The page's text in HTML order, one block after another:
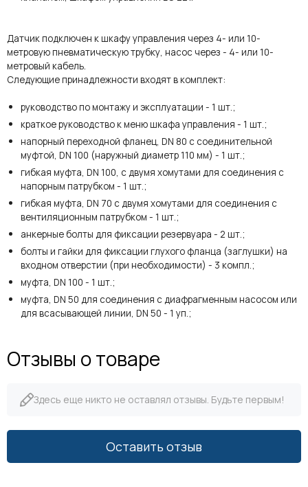
Датчик подключен к шкафу управления через 4- или 10-
метровую пневматическую трубку, насос через - 4- или 10-
метровый кабель.
Следующие принадлежности входят в комплект:
руководство по монтажу и эксплуатации - 1 шт.;
краткое руководство к меню шкафа управления - 1 шт.;
напорный переходной фланец, DN 80 с соединительной
муфтой, DN 100 (наружный диаметр 110 мм) - 1 шт.;
гибкая муфта, DN 100, с двумя хомутами для соединения с
напорным патрубком - 1 шт.;
гибкая муфта, DN 70 с двумя хомутами для соединения с
вентиляционным патрубком - 1 шт.;
анкерные болты для фиксации резервуара - 2 шт.;
болты и гайки для фиксации глухого фланца (заглушки) на
входном отверстии (при необходимости) - 3 компл.;
муфта, DN 100 - 1 шт.;
муфта, DN 50 для соединения с диафрагменным насосом или
для всасывающей линии, DN 50 - 1 уп.;
Отзывы о товаре
Здесь еще никто не оставлял отзывы. Будьте первым!
Оставить отзыв